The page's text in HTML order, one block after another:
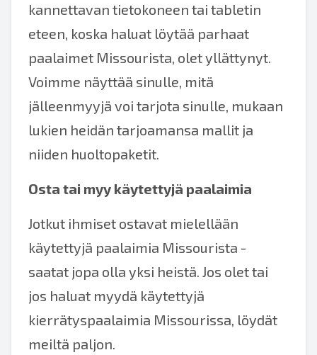
kannettavan tietokoneen tai tabletin
eteen, koska haluat löytää parhaat
paalaimet Missourista, olet yllättynyt.
Voimme näyttää sinulle, mitä
jälleenmyyjä voi tarjota sinulle, mukaan
lukien heidän tarjoamansa mallit ja
niiden huoltopaketit.
Osta tai myy käytettyjä paalaimia
Jotkut ihmiset ostavat mielellään
käytettyjä paalaimia Missourista -
saatat jopa olla yksi heistä. Jos olet tai
jos haluat myydä käytettyjä
kierrätyspaalaimia Missourissa, löydät
meiltä paljon.